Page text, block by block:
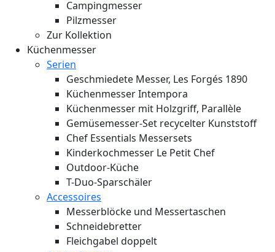
Campingmesser
Pilzmesser
Zur Kollektion
Küchenmesser
Serien
Geschmiedete Messer, Les Forgés 1890
Küchenmesser Intempora
Küchenmesser mit Holzgriff, Parallèle
Gemüsemesser-Set recycelter Kunststoff
Chef Essentials Messersets
Kinderkochmesser Le Petit Chef
Outdoor-Küche
T-Duo-Sparschäler
Accessoires
Messerblöcke und Messertaschen
Schneidebretter
Fleichgabel doppelt